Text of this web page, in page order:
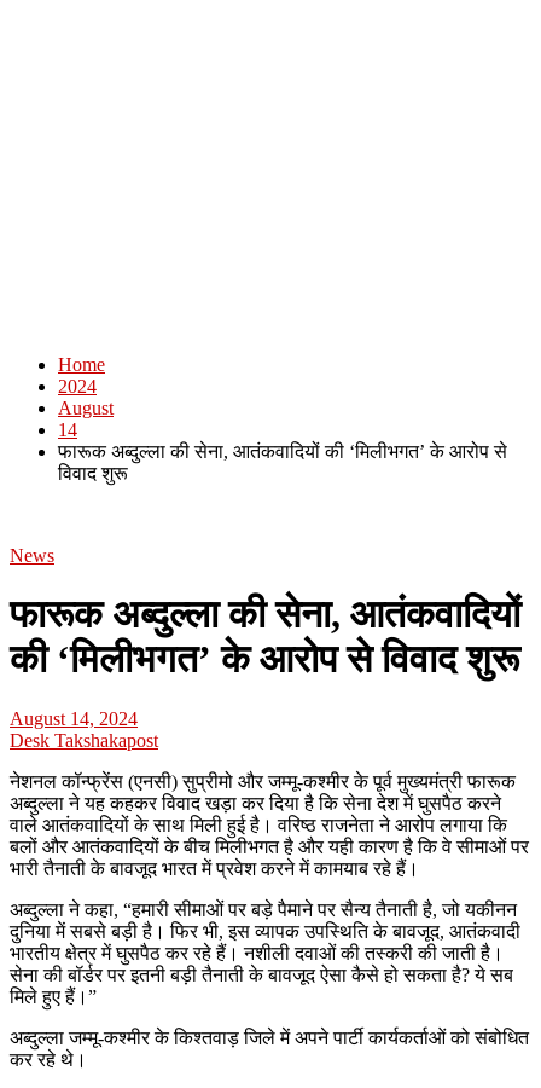
Home
2024
August
14
फारूक अब्दुल्ला की सेना, आतंकवादियों की ‘मिलीभगत’ के आरोप से
विवाद शुरू
News
फारूक अब्दुल्ला की सेना, आतंकवादियों
की ‘मिलीभगत’ के आरोप से विवाद शुरू
August 14, 2024
Desk Takshakapost
नेशनल कॉन्फ्रेंस (एनसी) सुप्रीमो और जम्मू-कश्मीर के पूर्व मुख्यमंत्री फारूक
अब्दुल्ला ने यह कहकर विवाद खड़ा कर दिया है कि सेना देश में घुसपैठ करने
वाले आतंकवादियों के साथ मिली हुई है। वरिष्ठ राजनेता ने आरोप लगाया कि
बलों और आतंकवादियों के बीच मिलीभगत है और यही कारण है कि वे सीमाओं पर
भारी तैनाती के बावजूद भारत में प्रवेश करने में कामयाब रहे हैं।
अब्दुल्ला ने कहा, “हमारी सीमाओं पर बड़े पैमाने पर सैन्य तैनाती है, जो यकीनन
दुनिया में सबसे बड़ी है। फिर भी, इस व्यापक उपस्थिति के बावजूद, आतंकवादी
भारतीय क्षेत्र में घुसपैठ कर रहे हैं। नशीली दवाओं की तस्करी की जाती है।
सेना की बॉर्डर पर इतनी बड़ी तैनाती के बावजूद ऐसा कैसे हो सकता है? ये सब
मिले हुए हैं।”
अब्दुल्ला जम्मू-कश्मीर के किश्तवाड़ जिले में अपने पार्टी कार्यकर्ताओं को संबोधित
कर रहे थे।